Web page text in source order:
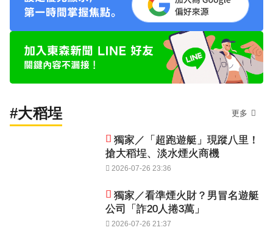
#大稻埕 更多
獨家／「超跑遊艇」現蹤八里！
搶大稻埕、淡水煙火商機
2026-07-26 23:36
獨家／看準煙火財？男冒名遊艇
公司「詐20人捲3萬」
2026-07-26 21:37